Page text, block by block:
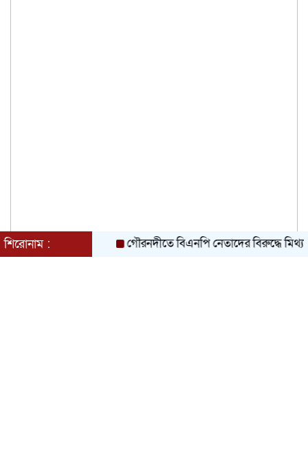
শিরোনাম : গৌরনদীতে বিএনপি নেতাদের বিরুদ্ধে মিথ্যা